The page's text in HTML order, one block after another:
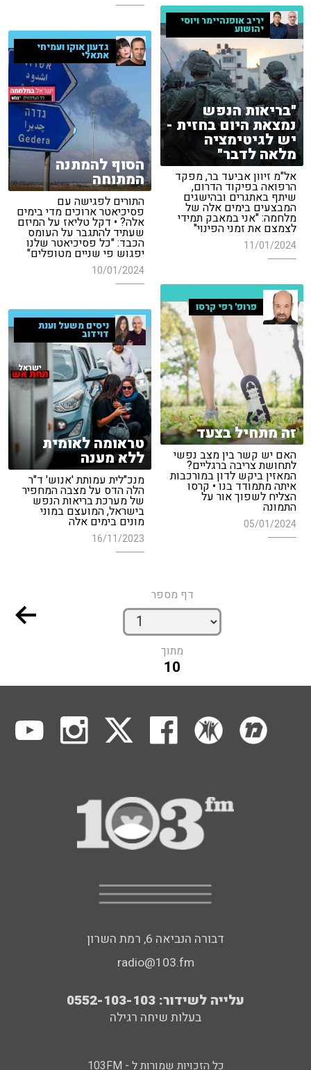
יריב אופנהיימר ויוסי
יהושוע
"בריאות הנפש
נמצאת היום בחזית -
יש לגיטימציה
מלאה לדבר"
אל"מ זיוון אביעד בר, מפקד
הרפואה בפיקוד הדרום,
שיתף באתגרים ובהישגים
המבצעים בימים אלה של
מלחמה: "אני במאבק תמידי
לצמצם את זמני הפינוי"
11/01/2024
גדעון אוקו ועמיחי
אתאלי
הסוף להמתנה
המתוחה
התורים לפגישה עם
פסיכיאטר ארוכים מדי בימים
אלה? • דקל טליאז על המיזם
שעתיד להתגבר על העומס
הכבד: "כל פסיכיאטר שלנו
יפגוש פי שניים מטופלים"
10/01/2024
פרופ' רפי קרסו
זה מתחיל בצעד
האם יש קשר בין מצב נפשי
לתחושת צריבה ברגליים?
המאזין ביקש לדון במורכבות
איתה מתמודד בנו • קרסו
הצליח לשפוך אור על
התמונה
05/01/2024
ניסים משעל וענת
דוידוב
טראומה לאומית
ללא מענה
מנכ"לית עמותת 'אנוש' ד"ר
הלה הדס על מצבה המחפיר
של מערכת בריאות הנפש
בישראל, המועצם במוני
מונים בימים אלה
16/11/2023
דף מספר
מתוך
10
דבורה הנביאה 6, רמת השרון
radio@103.fm
עלייה לשידור: 0552-103-103
בעלות שיחה רגילה
כל הזכויות שמורות ל - 103FM